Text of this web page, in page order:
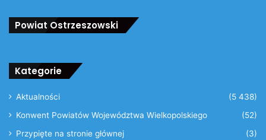
Powiat Ostrzeszowski
Kategorie
Aktualności
(5 438)
Konwent Powiatów Województwa Wielkopolskiego
(52)
Przypięte na stronie głównej
(3)